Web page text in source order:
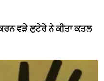
ਵੜੇ ਲੁਟੇਰੇ ਨੇ ਕੀਤਾ ਕਤਲ